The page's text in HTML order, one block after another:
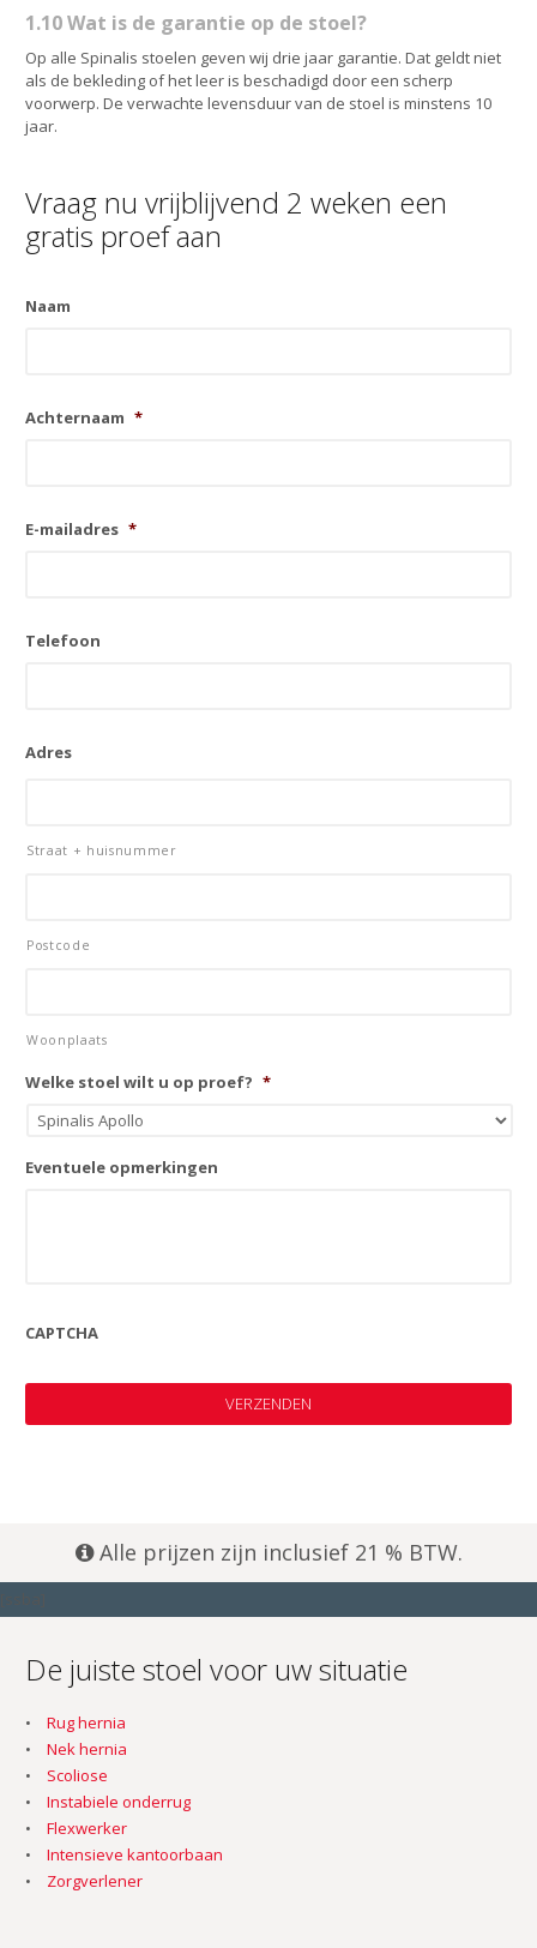
1.10 Wat is de garantie op de stoel?
Op alle Spinalis stoelen geven wij drie jaar garantie. Dat geldt niet
als de bekleding of het leer is beschadigd door een scherp
voorwerp. De verwachte levensduur van de stoel is minstens 10
jaar.
Vraag nu vrijblijvend 2 weken een
gratis proef aan
Naam
Achternaam *
E-mailadres *
Telefoon
Adres
Straat + huisnummer
Postcode
Woonplaats
Welke stoel wilt u op proef? *
Eventuele opmerkingen
CAPTCHA
Alle prijzen zijn inclusief 21 % BTW.
De juiste stoel voor uw situatie
Rug hernia
Nek hernia
Scoliose
Instabiele onderrug
Flexwerker
Intensieve kantoorbaan
Zorgverlener